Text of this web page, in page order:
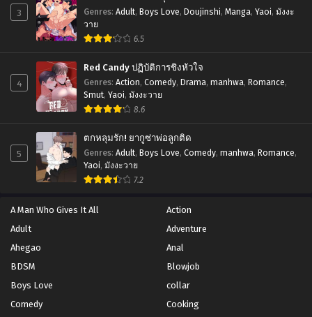
3 Genres: Adult, Boys Love, Doujinshi, Manga, Yaoi, มังงะ
วาย
6.5
4
Red Candy ปฏิบัติการชิงหัวใจ
Genres: Action, Comedy, Drama, manhwa, Romance,
Smut, Yaoi, มังงะวาย
8.6
5
ตกหลุมรัก! ยากูซ่าพ่อลูกติด
Genres: Adult, Boys Love, Comedy, manhwa, Romance,
Yaoi, มังงะวาย
7.2
A Man Who Gives It All
Action
Adult
Adventure
Ahegao
Anal
BDSM
Blowjob
Boys Love
collar
Comedy
Cooking